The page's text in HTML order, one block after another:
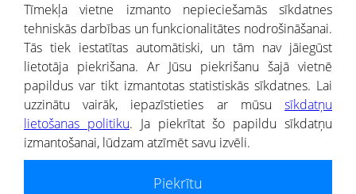
Dzimtas koks
Uzņēmumu atlase
Monitorings
Kredītizziņa par ārvalstu uzņēmumiem
® CREDITREFORM Latvija
SIA
Tīmekļa vietne izmanto nepieciešamās sīkdatnes
tehniskās darbības un funkcionalitātes nodrošināšanai.
Tās tiek iestatītas automātiski, un tām nav jāiegūst
lietotāja piekrišana. Ar Jūsu piekrišanu šajā vietnē
papildus var tikt izmantotas statistiskās sīkdatnes. Lai
uzzinātu vairāk, iepazīstieties ar mūsu sīkdatņu
lietošanas politiku. Ja piekrītat šo papildu sīkdatņu
izmantošanai, lūdzam atzīmēt savu izvēli.
Piekrītu